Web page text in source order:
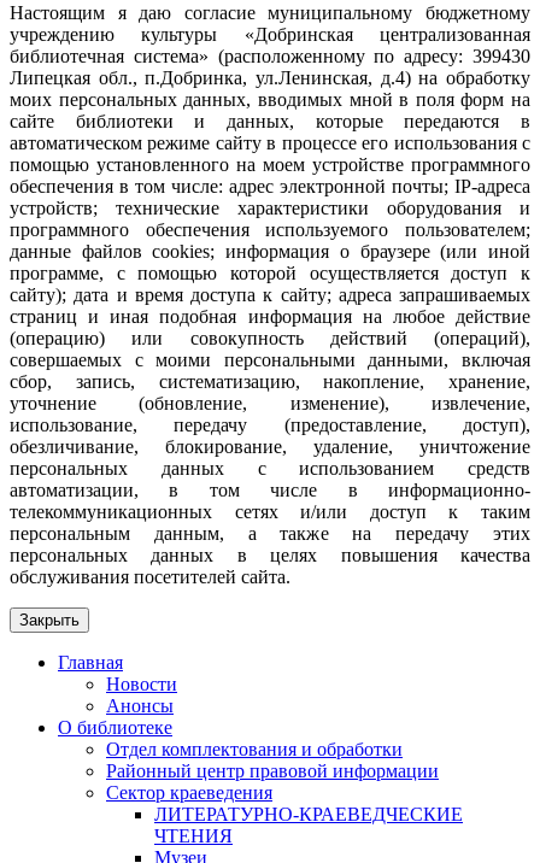
Настоящим я даю согласие муниципальному бюджетному
учреждению культуры «Добринская централизованная
библиотечная система» (расположенному по адресу: 399430
Липецкая обл., п.Добринка, ул.Ленинская, д.4) на обработку
моих персональных данных, вводимых мной в поля форм на
сайте библиотеки и данных, которые передаются в
автоматическом режиме сайту в процессе его использования с
помощью установленного на моем устройстве программного
обеспечения в том числе: адрес электронной почты; IP-адреса
устройств; технические характеристики оборудования и
программного обеспечения используемого пользователем;
данные файлов cookies; информация о браузере (или иной
программе, с помощью которой осуществляется доступ к
сайту); дата и время доступа к сайту; адреса запрашиваемых
страниц и иная подобная информация на любое действие
(операцию) или совокупность действий (операций),
совершаемых с моими персональными данными, включая
сбор, запись, систематизацию, накопление, хранение,
уточнение (обновление, изменение), извлечение,
использование, передачу (предоставление, доступ),
обезличивание, блокирование, удаление, уничтожение
персональных данных с использованием средств
автоматизации, в том числе в информационно-
телекоммуникационных сетях и/или доступ к таким
персональным данным, а также на передачу этих
персональных данных в целях повышения качества
обслуживания посетителей сайта.
Закрыть
Главная
Новости
Анонсы
О библиотеке
Отдел комплектования и обработки
Районный центр правовой информации
Сектор краеведения
ЛИТЕРАТУРНО-КРАЕВЕДЧЕСКИЕ
ЧТЕНИЯ
Музеи